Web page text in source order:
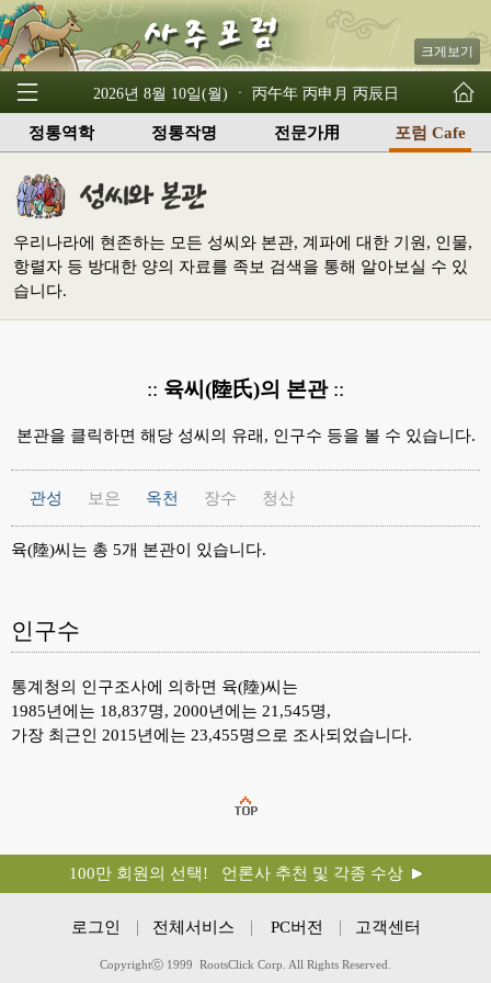
크게보기
2026년 8월 10일(월) ㆍ 丙午年 丙申月 丙辰日
정통역학 정통작명 전문가用 포럼 Cafe
우리나라에 현존하는 모든 성씨와 본관, 계파에 대한 기원, 인물,
항렬자 등 방대한 양의 자료를 족보 검색을 통해 알아보실 수 있
습니다.
:: 육씨(陸氏)의 본관::
본관을 클릭하면 해당 성씨의 유래, 인구수 등을 볼 수 있습니다.
관성 보은 옥천 장수 청산
육(陸)씨는 총 5개 본관이 있습니다.
인구수
통계청의 인구조사에 의하면 육(陸)씨는
1985년에는 18,837명, 2000년에는 21,545명,
가장 최근인 2015년에는 23,455명으로 조사되었습니다.
100만 회원의 선택! 언론사 추천 및 각종 수상
로그인 전체서비스 PC버전 고객센터
Copyrightⓒ 1999 RootsClick Corp. All Rights Reserved.